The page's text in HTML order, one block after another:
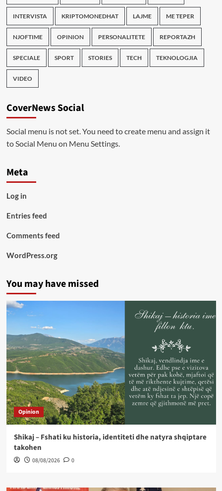
INTERVISTA KRIPTOMONEDHAT LAJME ME TEPER
NJOFTIME OPINION PERSONALITETE REPORTAZH
SPECIALE SPORT STORIES TECH TEKNOLOGJIA
VIDEO
CoverNews Social
Social menu is not set. You need to create menu and assign it
to Social Menu on Menu Settings.
Meta
Log in
Entries feed
Comments feed
WordPress.org
You may have missed
Opinion
Shikaj – Fshati ku historia, identiteti dhe natyra shqiptare
takohen
08/08/2026 0